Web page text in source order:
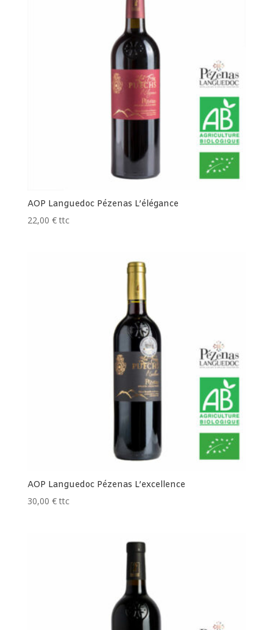
AOP Languedoc Pézenas L’élégance
22,00 € ttc
AOP Languedoc Pézenas L’excellence
30,00 € ttc